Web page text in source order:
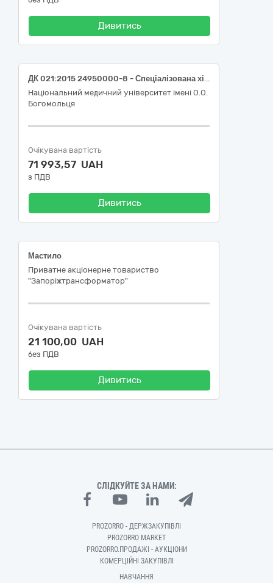
Дивитись
ДК 021:2015 24950000-8 - Спеціалізована хімічна продукція (КАРТРИДЖІ ПОЛІПРОПИЛЕНОВІ ДЛЯ ТФЕ)
Національний медичний університет імені О.О.
Богомольця
Очікувана вартість
71 993,57 UAH
з ПДВ
Дивитись
Мастило
Приватне акціонерне товариство
"Запоріжтрансформатор"
Очікувана вартість
21 100,00 UAH
без ПДВ
Дивитись
СЛІДКУЙТЕ ЗА НАМИ:
PROZORRO - ДЕРЖЗАКУПІВЛІ
PROZORRO MARKET
PROZORRO.ПРОДАЖІ - АУКЦІОНИ
КОМЕРЦІЙНІ ЗАКУПІВЛІ
НАВЧАННЯ